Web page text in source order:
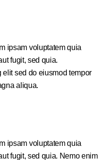
ipsam voluptatem quia
fugit, sed quia.
sed do eiusmod tempor
aliqua.
ipsam voluptatem quia
fugit, sed quia. Nemo enim